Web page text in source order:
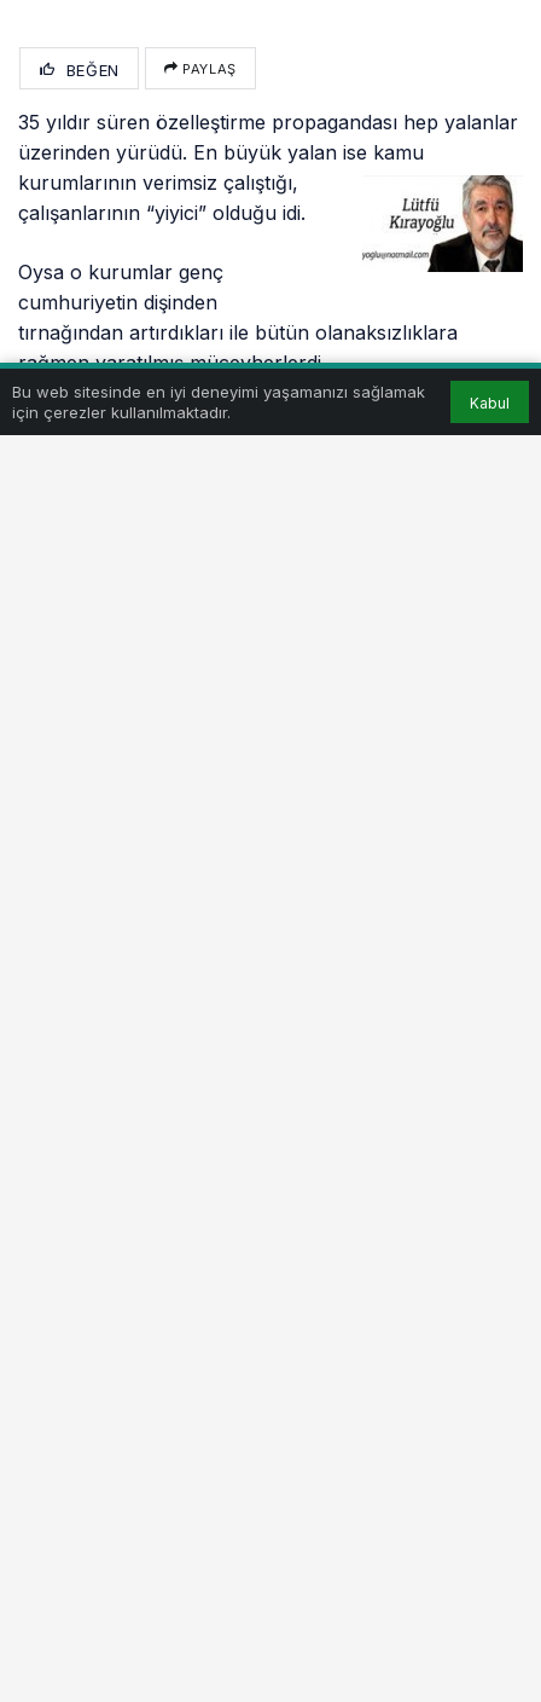
BEĞEN PAYLAŞ
35 yıldır süren özelleştirme propagandası hep yalanlar
üzerinden yürüdü. En büyük yalan ise kamu
kurumlarının verimsiz çalıştığı,
çalışanlarının “yiyici” olduğu idi.
Oysa o kurumlar genç
cumhuriyetin dişinden
tırnağından artırdıkları ile bütün olanaksızlıklara
rağmen yaratılmış mücevherlerdi.
Ne yazık ki çirkin politikacılar siyasi ya da kan bağı
Bu web sitesinde en iyi deneyimi yaşamanızı sağlamak
için çerezler kullanılmaktadır.
Kabul